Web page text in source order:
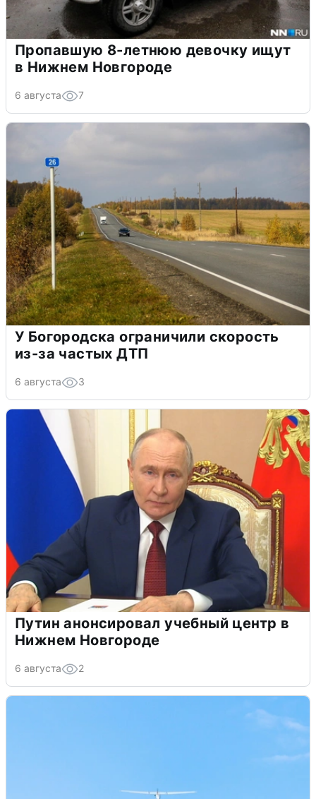
Пропавшую 8-летнюю девочку ищут
в Нижнем Новгороде
6 августа 7
У Богородска ограничили скорость
из-за частых ДТП
6 августа 3
Путин анонсировал учебный центр в
Нижнем Новгороде
6 августа 2